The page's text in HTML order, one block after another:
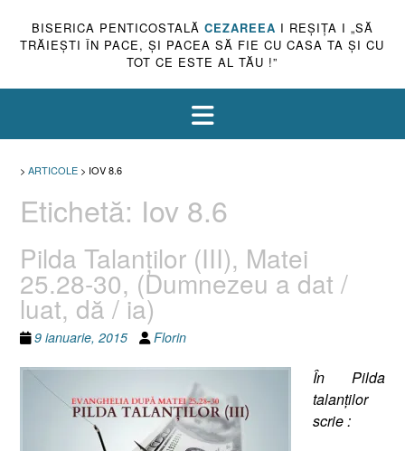
BISERICA PENTICOSTALĂ CEZAREEA I REŞIŢA I „SĂ
TRĂIEŞTI ÎN PACE, ŞI PACEA SĂ FIE CU CASA TA ŞI CU
TOT CE ESTE AL TĂU !”
> ARTICOLE > IOV 8.6
Etichetă: Iov 8.6
Pilda Talanţilor (III), Matei
25.28-30, (Dumnezeu a dat /
luat, dă / ia)
9 ianuarie, 2015 Florin
În Pilda
talanţilor
scrie :